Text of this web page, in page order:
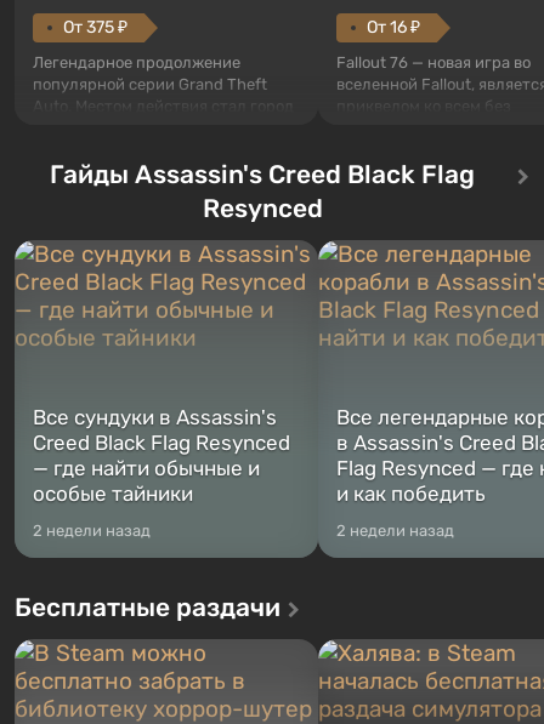
От 375 ₽
Легендарное продолжение
популярной серии Grand Theft
Auto. Местом действия стал город
Впервые игра расскажет историю
Тревора и Франклина, между
которыми вы сможете
переключаться в любое время.
Жанр и...
От 16 ₽
Fallout 76 — новая игра во
вселенной Fallout,
приквелом ко всем без
76, первого среди
Оно же, по задумке
первым после того, как на
Америку упадут ядерные
Место действия Fallout...
Гайды Assassin's Creed Black Flag
Resynced
Все сундуки в Assassin's
Creed Black Flag Resynced
— где найти обычные и
особые тайники
2 недели назад
Все легендарные
в Assassin's Creed
Flag Resynced — где
и как победить
2 недели назад
Бесплатные раздачи